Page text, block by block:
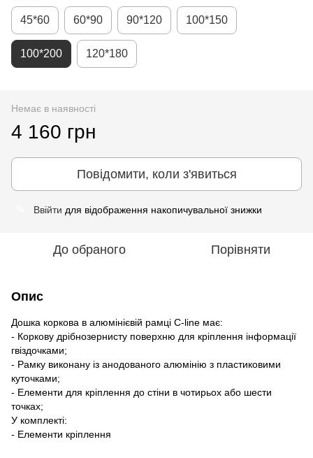
45*60 60*90 90*120 100*150
100*200 120*180
Немає в наявності
4 160 грн
Повідомити, коли з'явиться
Ввійти для відображення накопичувальної знижки
До обраного Порівняти
Опис
Дошка коркова в алюмінієвій рамці C-line має:
- Коркову дрібнозернисту поверхню для кріплення інформації
гвіздочками;
- Рамку виконану із анодованого алюмінію з пластиковими
куточками;
- Елементи для кріплення до стіни в чотирьох або шести
точках;
У комплекті:
- Елементи кріплення